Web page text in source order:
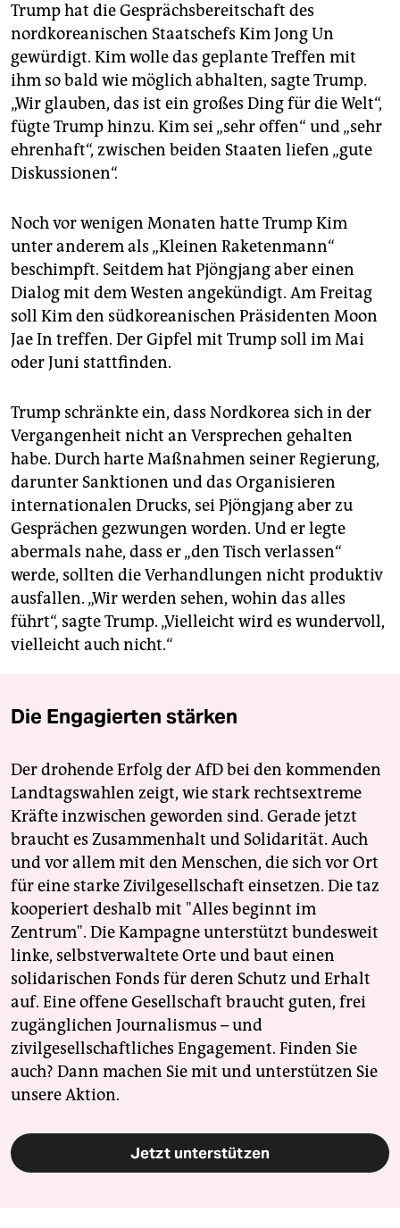
Trump hat die Gesprächsbereitschaft des
nordkoreanischen Staatschefs Kim Jong Un
gewürdigt. Kim wolle das geplante Treffen mit
ihm so bald wie möglich abhalten, sagte Trump.
„Wir glauben, das ist ein großes Ding für die Welt“,
fügte Trump hinzu. Kim sei „sehr offen“ und „sehr
ehrenhaft“, zwischen beiden Staaten liefen „gute
Diskussionen“.
Noch vor wenigen Monaten hatte Trump Kim
unter anderem als „Kleinen Raketenmann“
beschimpft. Seitdem hat Pjöngjang aber einen
Dialog mit dem Westen angekündigt. Am Freitag
soll Kim den südkoreanischen Präsidenten Moon
Jae In treffen. Der Gipfel mit Trump soll im Mai
oder Juni stattfinden.
Trump schränkte ein, dass Nordkorea sich in der
Vergangenheit nicht an Versprechen gehalten
habe. Durch harte Maßnahmen seiner Regierung,
darunter Sanktionen und das Organisieren
internationalen Drucks, sei Pjöngjang aber zu
Gesprächen gezwungen worden. Und er legte
abermals nahe, dass er „den Tisch verlassen“
werde, sollten die Verhandlungen nicht produktiv
ausfallen. „Wir werden sehen, wohin das alles
führt“, sagte Trump. „Vielleicht wird es wundervoll,
vielleicht auch nicht.“
Die Engagierten stärken
Der drohende Erfolg der AfD bei den kommenden
Landtagswahlen zeigt, wie stark rechtsextreme
Kräfte inzwischen geworden sind. Gerade jetzt
braucht es Zusammenhalt und Solidarität. Auch
und vor allem mit den Menschen, die sich vor Ort
für eine starke Zivilgesellschaft einsetzen. Die taz
kooperiert deshalb mit "Alles beginnt im
Zentrum". Die Kampagne unterstützt bundesweit
linke, selbstverwaltete Orte und baut einen
solidarischen Fonds für deren Schutz und Erhalt
auf. Eine offene Gesellschaft braucht guten, frei
zugänglichen Journalismus – und
zivilgesellschaftliches Engagement. Finden Sie
auch? Dann machen Sie mit und unterstützen Sie
unsere Aktion.
Jetzt unterstützen